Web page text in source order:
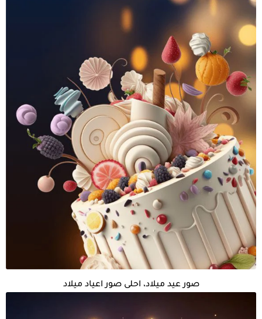
صور عيد ميلاد، احلى صور اعياد ميلاد